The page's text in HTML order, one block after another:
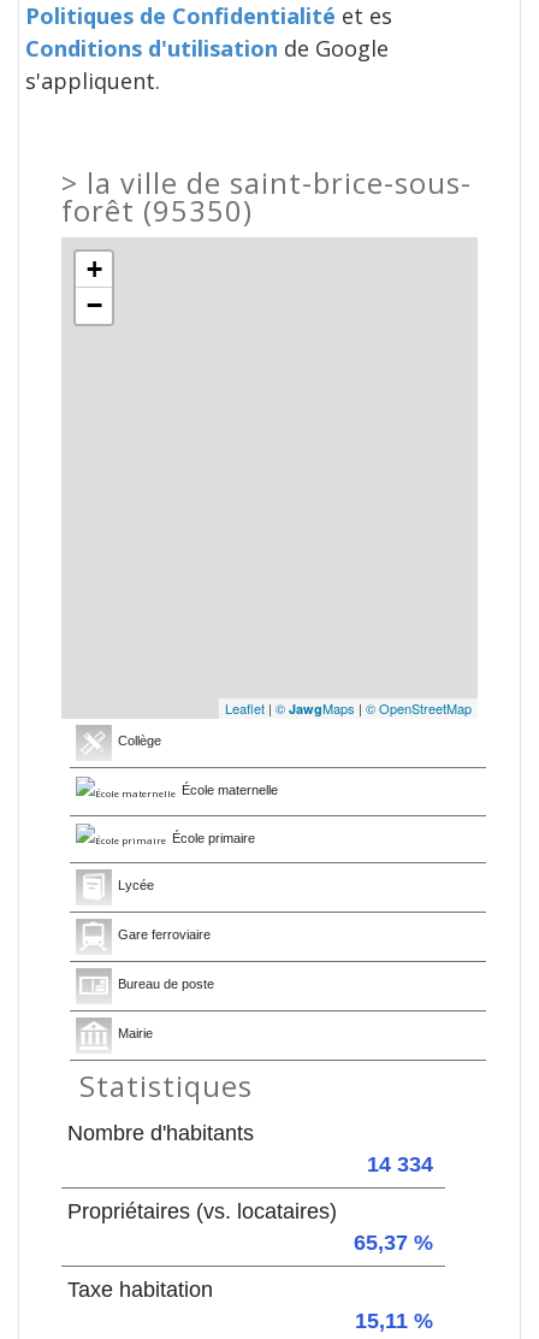
Politiques de Confidentialité et es
Conditions d'utilisation de Google
s'appliquent.
> la ville de saint-brice-sous-
forêt (95350)
+
−
Leaflet | © JawgMaps | © OpenStreetMap
Collège
École maternelle
École primaire
Lycée
Gare ferroviaire
Bureau de poste
Mairie
Statistiques
Nombre d'habitants
14 334
Propriétaires (vs. locataires)
65,37 %
Taxe habitation
15,11 %